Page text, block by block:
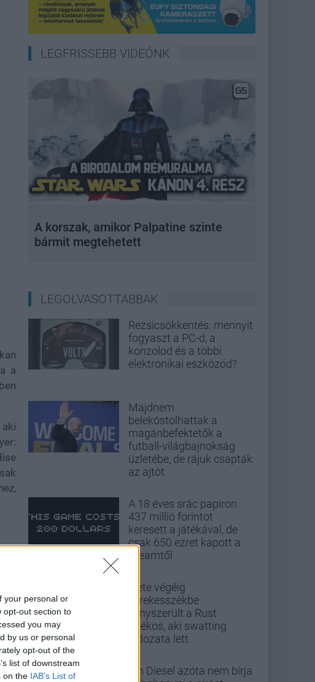
your personal or
opt-out section to
you may
by us or personal
opt-out of the
list of downstream
on the IAB’s List of
a
a
a
LEGFRISSEBB VIDEÓNK
A korszak, amikor Palpatine szinte
bármit megtehetett
LEGOLVASOTTABBAK
Rezsicsökkentés: mennyit
fogyaszt a PC-d, a
konzolod és a többi
elektronikai eszközöd?
Majdnem
belekóstolhattak a
magánbefektetők a
futball-világbajnokság
üzletébe, de rájuk csapták
az ajtót
A 18 éves srác papíron
437 millió forintot
keresett a játékával, de
csak 650 ezret kapott a
Steamtől
Élete végéig
kerekesszékbe
kényszerült a Rust
játékos, aki swatting
áldozata lett
Vin Diesel azóta nem bírja